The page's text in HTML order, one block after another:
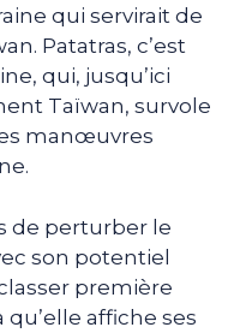
qui servirait de
Patatras, c’est
qui, jusqu’ici
Taïwan, survole
manœuvres
de perturber le
son potentiel
première
affiche ses